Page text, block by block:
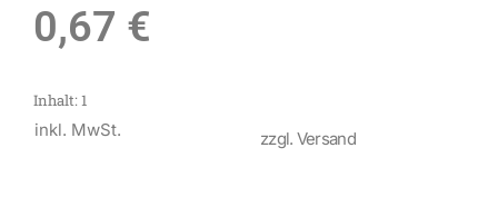
0,67 €
Inhalt: 1
inkl. MwSt. zzgl. Versand